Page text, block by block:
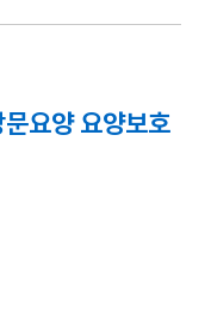
요양 요양보호